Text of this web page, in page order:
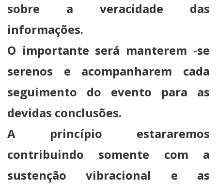
sobre a veracidade das
informações.
O importante será manterem -se
serenos e acompanharem cada
seguimento do evento para as
devidas conclusões.
A princípio estararemos
contribuindo somente com a
sustenção vibracional e as